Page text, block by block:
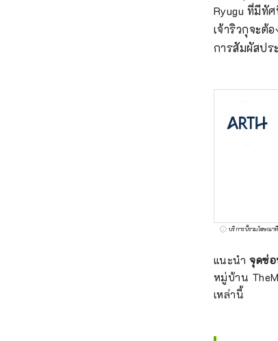
Ryugu ที่มีทั
เจ้าริวกุจะต้
การสัมผัสปร
บริการนี้รวมโฆษณา
แนะนำจุดซ่
หมู่บ้าน
เหล่านี้